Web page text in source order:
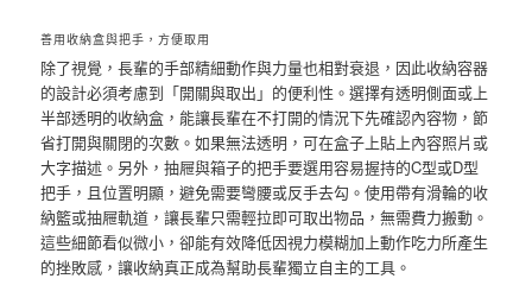
善用收納盒與把手，方便取用
除了視覺，長輩的手部精細動作與力量也相對衰退，因此收納容器
的設計必須考慮到「開關與取出」的便利性。選擇有透明側面或上
半部透明的收納盒，能讓長輩在不打開的情況下先確認內容物，節
省打開與關閉的次數。如果無法透明，可在盒子上貼上內容照片或
大字描述。另外，抽屜與箱子的把手要選用容易握持的C型或D型
把手，且位置明顯，避免需要彎腰或反手去勾。使用帶有滑輪的收
納籃或抽屜軌道，讓長輩只需輕拉即可取出物品，無需費力搬動。
這些細節看似微小，卻能有效降低因視力模糊加上動作吃力所產生
的挫敗感，讓收納真正成為幫助長輩獨立自主的工具。